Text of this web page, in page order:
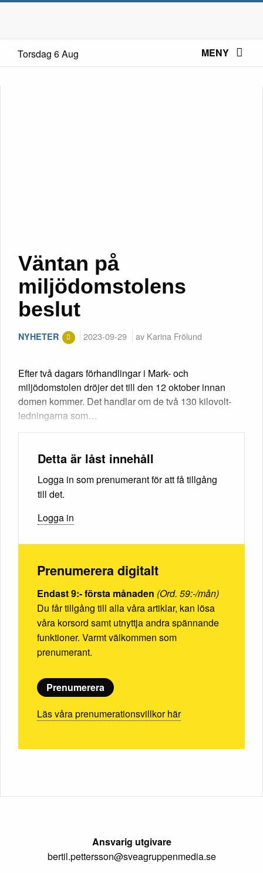
Torsdag 6 Aug MENY
Väntan på
miljödomstolens
beslut
NYHETER 2023-09-29 av Karina Frölund
Efter två dagars förhandlingar i Mark- och
miljödomstolen dröjer det till den 12 oktober innan
domen kommer. Det handlar om de två 130 kilovolt-
ledningarna som…
Detta är låst innehåll
Logga in som prenumerant för att få tillgång
till det.
Logga in
Prenumerera digitalt
Endast 9:- första månaden (Ord. 59:-/mån)
Du får tillgång till alla våra artiklar, kan lösa
våra korsord samt utnyttja andra spännande
funktioner. Varmt välkommen som
prenumerant.
Prenumerera
Läs våra prenumerationsvillkor här
Ansvarig utgivare
bertil.pettersson@sveagruppenmedia.se